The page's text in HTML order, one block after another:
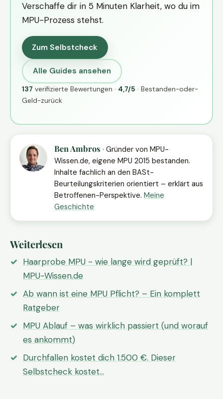
Verschaffe dir in 5 Minuten Klarheit, wo du im
MPU-Prozess stehst.
Zum Selbstcheck
Alle Guides ansehen
137 verifizierte Bewertungen · 4,7/5 · Bestanden-oder-
Geld-zurück
Ben Ambros · Gründer von MPU-
Wissen.de, eigene MPU 2015 bestanden.
Inhalte fachlich an den BASt-
Beurteilungskriterien orientiert – erklärt aus
Betroffenen-Perspektive. Meine
Geschichte
Weiterlesen
Haarprobe MPU - wie lange wird geprüft? |
MPU-Wissen.de
Ab wann ist eine MPU Pflicht? – Ein komplett
Ratgeber
MPU Ablauf – was wirklich passiert (und worauf
es ankommt)
Durchfallen kostet dich 1.500 €. Dieser
Selbstcheck kostet…